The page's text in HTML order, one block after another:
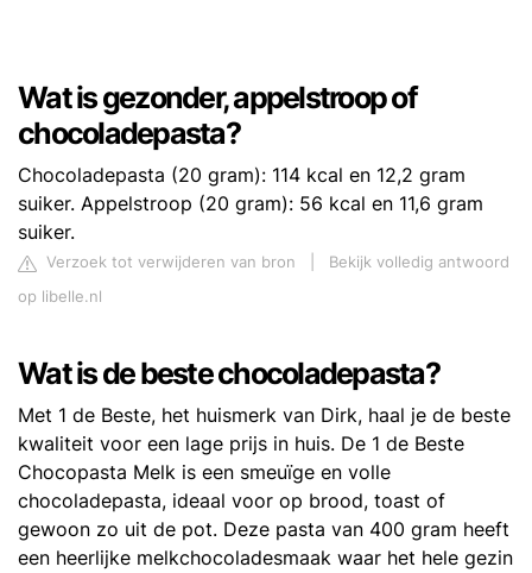
Wat is gezonder, appelstroop of
chocoladepasta?
Chocoladepasta (20 gram): 114 kcal en 12,2 gram
suiker. Appelstroop (20 gram): 56 kcal en 11,6 gram
suiker.
Verzoek tot verwijderen van bron
Bekijk volledig antwoord
op libelle.nl
Wat is de beste chocoladepasta?
Met 1 de Beste, het huismerk van Dirk, haal je de beste
kwaliteit voor een lage prijs in huis. De 1 de Beste
Chocopasta Melk is een smeuïge en volle
chocoladepasta, ideaal voor op brood, toast of
gewoon zo uit de pot. Deze pasta van 400 gram heeft
een heerlijke melkchocoladesmaak waar het hele gezin